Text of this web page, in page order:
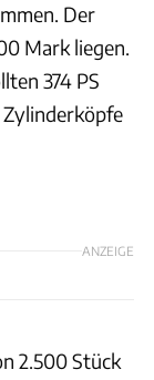
Der
Mark liegen.
374 PS
ANZEIGE
2.500 Stück